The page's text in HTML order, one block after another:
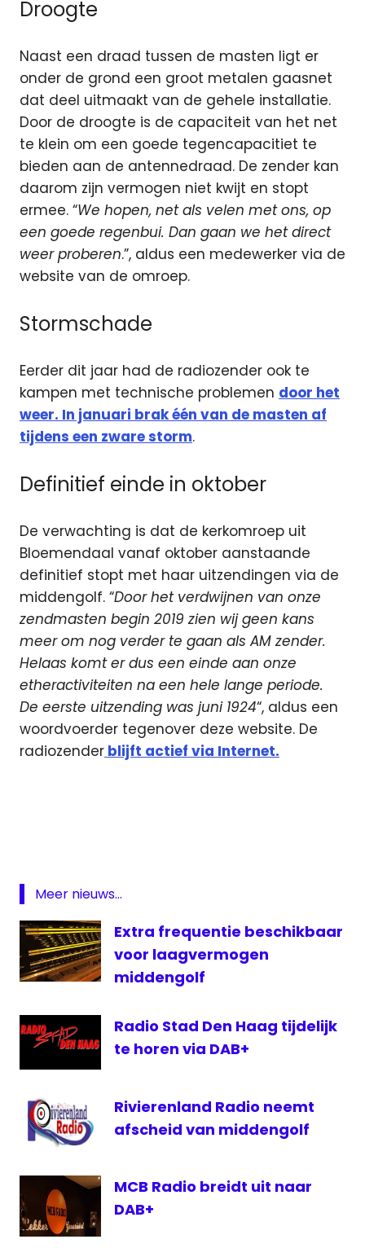
Droogte
Naast een draad tussen de masten ligt er
onder de grond een groot metalen gaasnet
dat deel uitmaakt van de gehele installatie.
Door de droogte is de capaciteit van het net
te klein om een goede tegencapacitiet te
bieden aan de antennedraad. De zender kan
daarom zijn vermogen niet kwijt en stopt
ermee. “We hopen, net als velen met ons, op
een goede regenbui. Dan gaan we het direct
weer proberen.”, aldus een medewerker via de
website van de omroep.
Stormschade
Eerder dit jaar had de radiozender ook te
kampen met technische problemen door het
weer. In januari brak één van de masten af
tijdens een zware storm.
Definitief einde in oktober
De verwachting is dat de kerkomroep uit
Bloemendaal vanaf oktober aanstaande
definitief stopt met haar uitzendingen via de
middengolf. “Door het verdwijnen van onze
zendmasten begin 2019 zien wij geen kans
meer om nog verder te gaan als AM zender.
Helaas komt er dus een einde aan onze
etheractiviteiten na een hele lange periode.
De eerste uitzending was juni 1924“, aldus een
woordvoerder tegenover deze website. De
radiozender blijft actief via Internet.
Bloemendaal
Meer nieuws...
Extra frequentie beschikbaar
voor laagvermogen
middengolf
Radio Stad Den Haag tijdelijk
te horen via DAB+
Rivierenland Radio neemt
afscheid van middengolf
MCB Radio breidt uit naar
DAB+